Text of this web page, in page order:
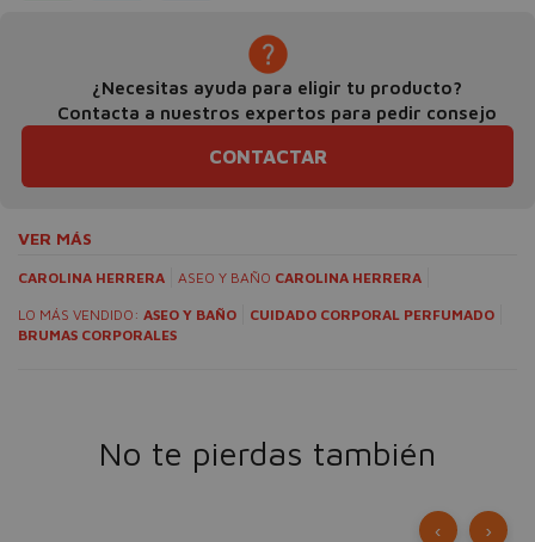
¿Necesitas ayuda para eligir tu producto?
Contacta a nuestros expertos para pedir consejo
CONTACTAR
VER MÁS
CAROLINA HERRERA ASEO Y BAÑO CAROLINA HERRERA
LO MÁS VENDIDO: ASEO Y BAÑO
CUIDADO CORPORAL PERFUMADO
BRUMAS CORPORALES
No te pierdas también
‹ ›